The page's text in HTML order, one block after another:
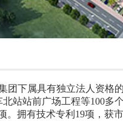
下属具有独立法人资格
站站前广场工程等100
拥有技术专利19项，